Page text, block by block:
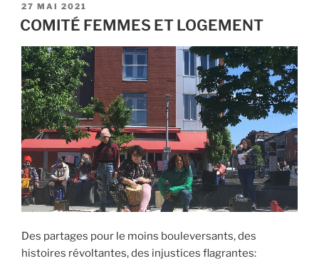
PUBLIÉ
LE
27 MAI 2021
COMITÉ FEMMES ET LOGEMENT
Des partages pour le moins bouleversants, des
histoires révoltantes, des injustices flagrantes: